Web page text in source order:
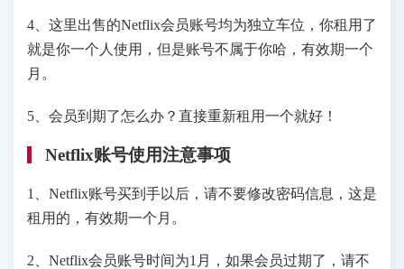
4、这里出售的Netflix会员账号均为独立车位，你租用了
就是你一个人使用，但是账号不属于你哈，有效期一个
月。
5、会员到期了怎么办？直接重新租用一个就好！
Netflix账号使用注意事项
1、Netflix账号买到手以后，请不要修改密码信息，这是
租用的，有效期一个月。
2、Netflix会员账号时间为1月，如果会员过期了，请不